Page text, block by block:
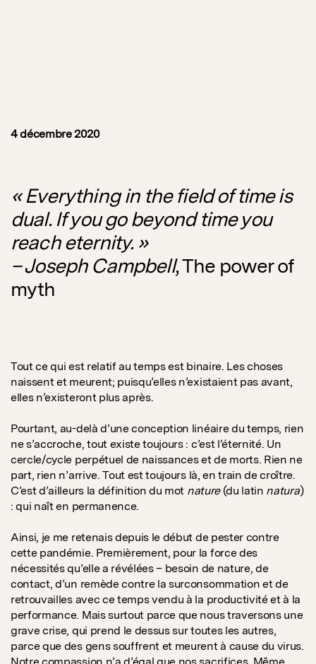
4 décembre 2020
« Everything in the field of time is
dual. If you go beyond time you
reach eternity. »
– Joseph Campbell, The power of
myth
Tout ce qui est relatif au temps est binaire. Les choses
naissent et meurent; puisqu’elles n’existaient pas avant,
elles n’existeront plus après.
Pourtant, au-delà d’une conception linéaire du temps, rien
ne s’accroche, tout existe toujours : c’est l’éternité. Un
cercle/cycle perpétuel de naissances et de morts. Rien ne
part, rien n’arrive. Tout est toujours là, en train de croître.
C’est d’ailleurs la définition du mot nature(du latin natura)
: qui naît en permanence.
Ainsi, je me retenais depuis le début de pester contre
cette pandémie. Premièrement, pour la force des
nécessités qu’elle a révélées – besoin de nature, de
contact, d’un remède contre la surconsommation et de
retrouvailles avec ce temps vendu à la productivité et à la
performance. Mais surtout parce que nous traversons une
grave crise, qui prend le dessus sur toutes les autres,
parce que des gens souffrent et meurent à cause du virus.